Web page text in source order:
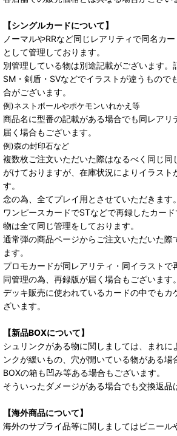
【シングルカードについて】
ノーマルやRRなど同じレアリティで同名カ
として管理しております。
別管理している物は別途記載がございます。
SM・剣盾・SVなどでイラストが違うもので
合がございます。
例)ネストボールやポケモンいれかえ等
商品名に型番の記載がある場合でも同レアリ
届く場合もございます。
例)森の封印石など
複数枚ご注文いただいた際はなるべく同じ同
がけておりますが、在庫状況によりイラスト
す。
念の為、全てプレイ用とさせていただきます。
ワンピースカードでSTなどで再録したカー
物は全て同じ管理をしております。
通常弾の商品ページからご注文いただいた際
ます。
プロモカードが同レアリティ・同イラストで
同管理の為、再録版が届く場合もございます。
デッキ販売に使われているカードの中でもカ
ざいます。
【新品BOXについて】
シュリンクがある物に関しましては、まれに
ンクが緩いもの、穴が開いている物がある場
BOXの箱も凹み等ある場合もございます。
そういったダメージがある場合でも交換返品
【海外商品について】
海外のサプライ品等に関しましてはビニール